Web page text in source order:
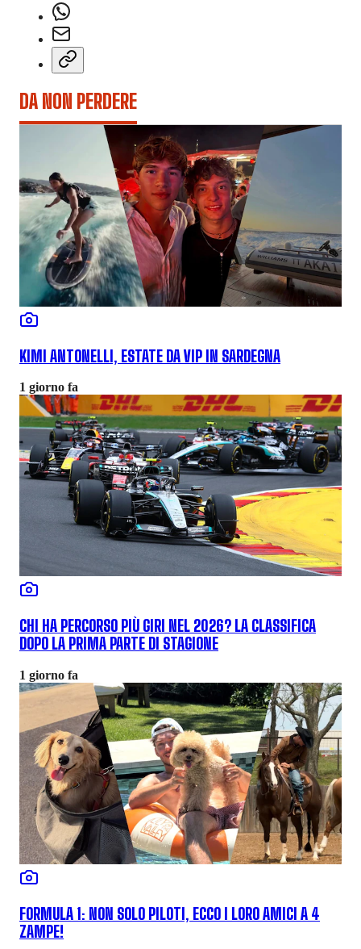
DA NON PERDERE
KIMI ANTONELLI, ESTATE DA VIP IN SARDEGNA
1 giorno fa
CHI HA PERCORSO PIÙ GIRI NEL 2026? LA CLASSIFICA
DOPO LA PRIMA PARTE DI STAGIONE
1 giorno fa
FORMULA 1: NON SOLO PILOTI, ECCO I LORO AMICI A 4
ZAMPE!